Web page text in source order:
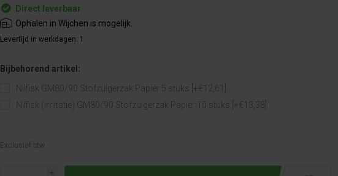
Direct leverbaar
Ophalen in Wijchen is mogelijk.
Levertijd in werkdagen: 1
Bijbehorend artikel:
Nilfisk GM80/90 Stofzuigerzak Papier 5 stuks [+€12,61]
Nilfisk (imitatie) GM80/90 Stofzuigerzak Papier 10 stuks [+€13,38]
Exclusief btw.
i